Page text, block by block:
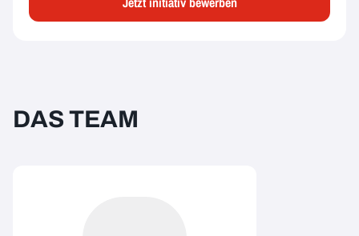
DAS TEAM